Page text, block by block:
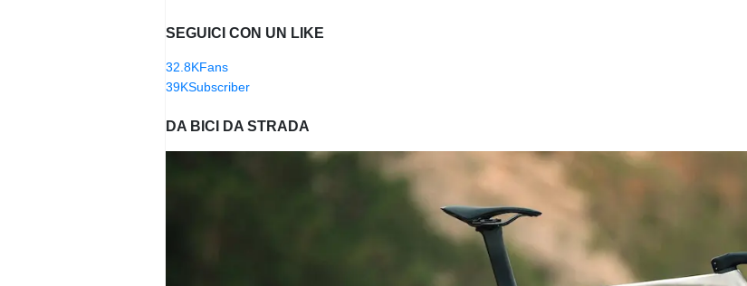
SEGUICI CON UN LIKE
32.8KFans
39KSubscriber
DA BICI DA STRADA